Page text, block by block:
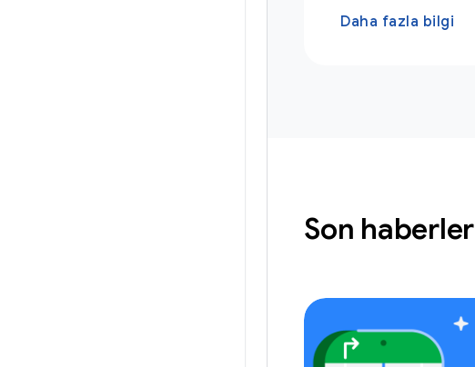
Daha fazla bilgi
Son haberler